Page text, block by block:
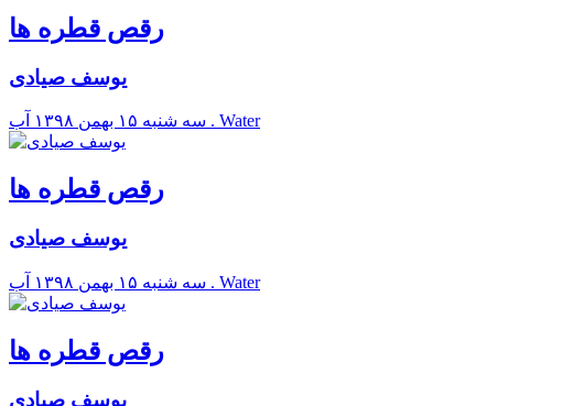
رقص قطره ها
یوسف صیادی
سه شنبه ۱۵ بهمن ۱۳۹۸ آب . Water
رقص قطره ها
یوسف صیادی
سه شنبه ۱۵ بهمن ۱۳۹۸ آب . Water
رقص قطره ها
یوسف صیادی